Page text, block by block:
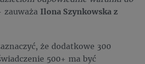
zauważa Ilona Szynkowska z
że dodatkowe 300
500+ ma być